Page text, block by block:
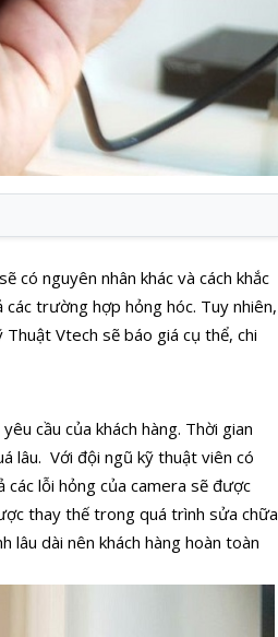
có nguyên nhân khác và cách khắc
trường hợp hỏng hóc. Tuy nhiên,
Vtech sẽ báo giá cụ thể, chi
cầu của khách hàng. Thời gian
lâu. Với đội ngũ kỹ thuật viên có
các lỗi hỏng của camera sẽ được
thay thế trong quá trình sửa chữa
lâu dài nên khách hàng hoàn toàn